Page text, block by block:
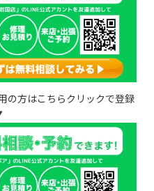
の方はこちらクリックで登録